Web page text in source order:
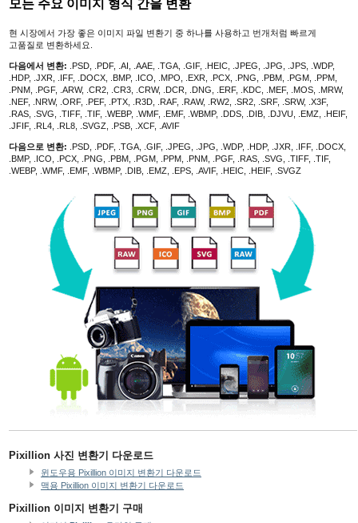
모든 주요 이미지 형식 간을 변환
현 시장에서 가장 좋은 이미지 파일 변환기 중 하나를 사용하고 번개처럼 빠르게
고품질로 변환하세요.
다음에서 변환:
.PSD, .PDF, .AI, .AAE, .TGA, .GIF, .HEIC, .JPEG, .JPG, .JPS, .WDP,
.HDP, .JXR, .IFF, .DOCX, .BMP, .ICO, .MPO, .EXR, .PCX, .PNG, .PBM, .PGM, .PPM,
.PNM, .PGF, .ARW, .CR2, .CR3, .CRW, .DCR, .DNG, .ERF, .KDC, .MEF, .MOS, .MRW,
.NEF, .NRW, .ORF, .PEF, .PTX, .R3D, .RAF, .RAW, .RW2, .SR2, .SRF, .SRW, .X3F,
.RAS, .SVG, .TIFF, .TIF, .WEBP, .WMF, .EMF, .WBMP, .DDS, .DIB, .DJVU, .EMZ, .HEIF,
.JFIF, .RL4, .RL8, .SVGZ, .PSB, .XCF, .AVIF
다음으로 변환:
.PSD, .PDF, .TGA, .GIF, .JPEG, .JPG, .WDP, .HDP, .JXR, .IFF, .DOCX,
.BMP, .ICO, .PCX, .PNG, .PBM, .PGM, .PPM, .PNM, .PGF, .RAS, .SVG, .TIFF, .TIF,
.WEBP, .WMF, .EMF, .WBMP, .DIB, .EMZ, .EPS, .AVIF, .HEIC, .HEIF, .SVGZ
Pixillion 사진 변환기 다운로드
윈도우용 Pixillion 이미지 변환기 다운로드
맥용 Pixillion 이미지 변환기 다운로드
Pixillion 이미지 변환기 구매